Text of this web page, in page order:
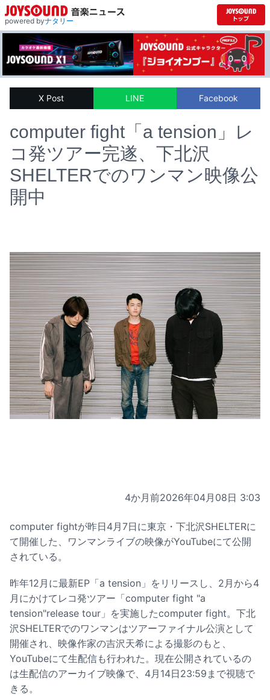
powered byナタリー
X Post LINE Facebook
computer fight「a tension」レ
コ発ツアー完遂、下北沢
SHELTERでのワンマン映像公
開中
4か月前2026年04月08日 3:03
computer fightが昨日4月7日に東京・下北沢SHELTERに
て開催した、ワンマンライブの映像がYouTubeにて公開
されている。
昨年12月に最新EP「a tension」をリリースし、2月から4
月にかけてレコ発ツアー「computer fight "a
tension"release tour」を実施したcomputer fight。下北
沢SHELTERでのワンマンはツアーファイナル公演として
開催され、映像作家の吉沢天希による撮影のもと、
YouTubeにて生配信も行われた。現在公開されているの
は生配信のアーカイブ映像で、4月14日23:59まで視聴で
きる。